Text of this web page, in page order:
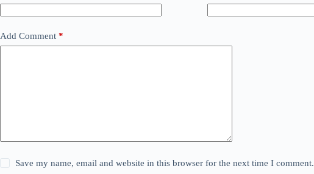
Add Comment *
Save my name, email and website in this browser for the next time I comment.